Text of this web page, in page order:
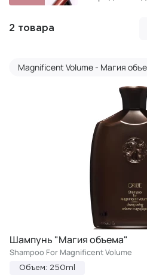
2 товара
Magnificent Volume - Магия
Шампунь "Магия объема"
Shampoo For Magnificent Volume
Объем: 250ml